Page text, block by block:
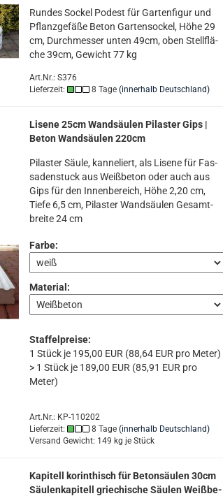
Run­des So­ckel Po­dest für Gar­ten­fi­gur und
Pflanz­ge­fä­ße Beton Gar­ten­so­ckel, Höhe 29
cm, Durch­mes­ser unten 49cm, oben Stell­flä­
che 39cm, Ge­wicht 77 kg
Art.Nr.: S376
Lieferzeit:
8 Tage (innerhalb Deutschland)
Li­se­ne 25cm Wand­säu­len Pi­las­ter Gips |
Beton Wand­säu­len 220cm
Pi­las­ter Säule, kan­ne­liert, als Li­se­ne für Fas­
sa­den­stuck aus Weiß­be­ton oder auch aus
Gips für den In­nen­be­reich, Höhe 2,20 cm,
Tiefe 6,5 cm, Pi­las­ter Wand­säu­len Ge­samt­
brei­te 24 cm
Farbe:
Material:
Staffelpreise:
1 Stück je 195,00 EUR (88,64 EUR pro Meter)
> 1 Stück je 189,00 EUR (85,91 EUR pro
Meter)
Art.Nr.: KP-110202
Lieferzeit:
8 Tage (innerhalb Deutschland)
Versand Gewicht: 149 kg je Stück
Ka­pi­tell ko­rin­thisch für Be­ton­säu­len 30cm
Säu­len­ka­pi­tell grie­chi­sche Säu­len Weiß­be­